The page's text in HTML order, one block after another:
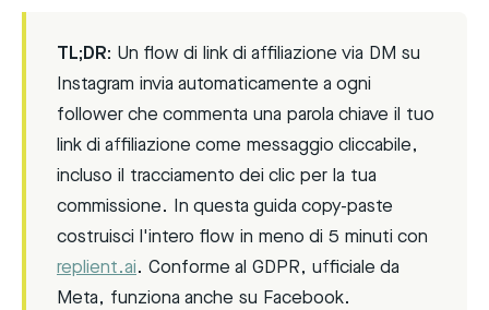
TL;DR: Un flow di link di affiliazione via DM su
Instagram invia automaticamente a ogni
follower che commenta una parola chiave il tuo
link di affiliazione come messaggio cliccabile,
incluso il tracciamento dei clic per la tua
commissione. In questa guida copy-paste
costruisci l'intero flow in meno di 5 minuti con
replient.ai. Conforme al GDPR, ufficiale da
Meta, funziona anche su Facebook.